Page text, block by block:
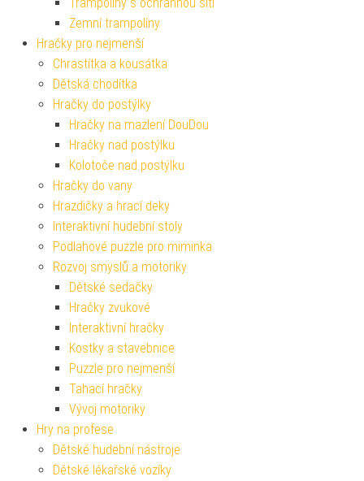
Zemní trampolíny
Hračky pro nejmenší
Chrastítka a kousátka
Dětská chodítka
Hračky do postýlky
Hračky na mazlení DouDou
Hračky nad postýlku
Kolotoče nad postýlku
Hračky do vany
Hrazdičky a hrací deky
Interaktivní hudební stoly
Podlahové puzzle pro miminka
Rozvoj smyslů a motoriky
Dětské sedačky
Hračky zvukové
Interaktivní hračky
Kostky a stavebnice
Puzzle pro nejmenší
Tahací hračky
Vývoj motoriky
Hry na profese
Dětské hudební nástroje
Dětské lékařské vozíky